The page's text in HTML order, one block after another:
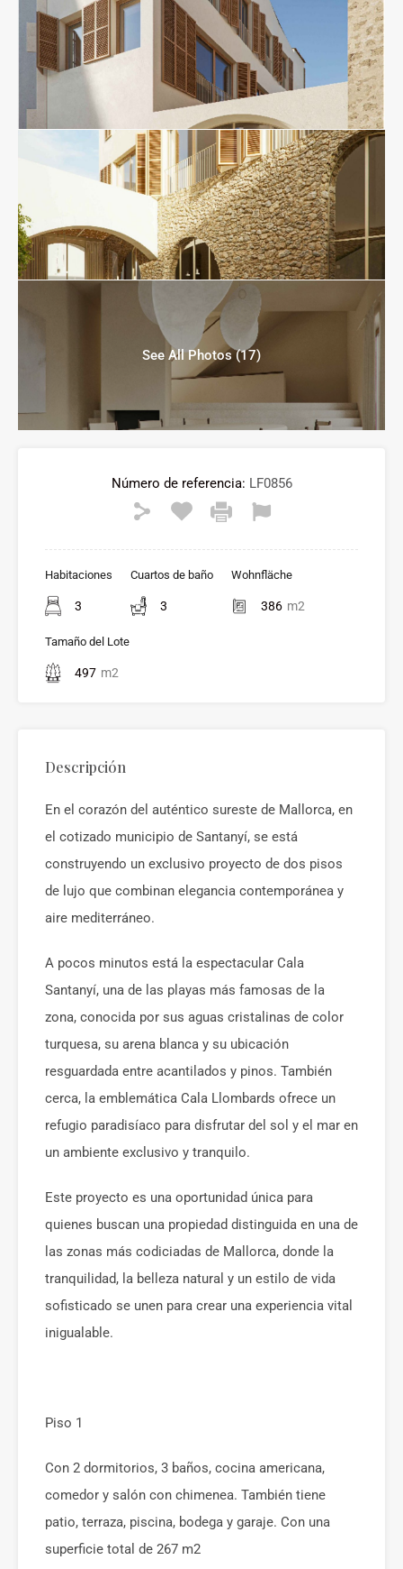
See All Photos (17)
Número de referencia: LF0856
Habitaciones
3
Cuartos de baño
3
Wohnfläche
386 m2
Tamaño del Lote
497 m2
Descripción
En el corazón del auténtico sureste de Mallorca, en
el cotizado municipio de Santanyí, se está
construyendo un exclusivo proyecto de dos pisos
de lujo que combinan elegancia contemporánea y
aire mediterráneo.
A pocos minutos está la espectacular Cala
Santanyí, una de las playas más famosas de la
zona, conocida por sus aguas cristalinas de color
turquesa, su arena blanca y su ubicación
resguardada entre acantilados y pinos. También
cerca, la emblemática Cala Llombards ofrece un
refugio paradisíaco para disfrutar del sol y el mar en
un ambiente exclusivo y tranquilo.
Este proyecto es una oportunidad única para
quienes buscan una propiedad distinguida en una de
las zonas más codiciadas de Mallorca, donde la
tranquilidad, la belleza natural y un estilo de vida
sofisticado se unen para crear una experiencia vital
inigualable.
Piso 1
Con 2 dormitorios, 3 baños, cocina americana,
comedor y salón con chimenea. También tiene
patio, terraza, piscina, bodega y garaje. Con una
superficie total de 267 m2